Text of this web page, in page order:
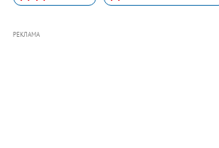
РЕКЛАМА